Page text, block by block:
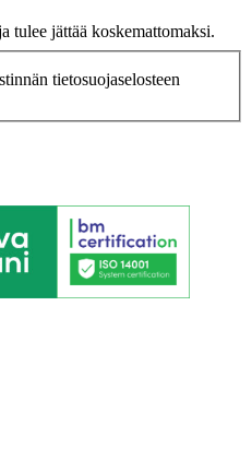
jättää koskemattomaksi.
tietosuojaselosteen